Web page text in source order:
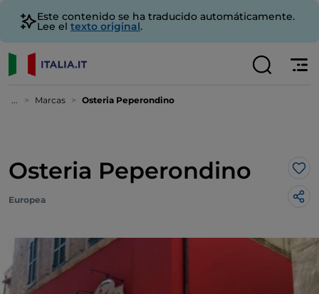
Este contenido se ha traducido automáticamente.
Lee el texto original.
... Marcas Osteria Peperondino
Osteria Peperondino Me
Europea